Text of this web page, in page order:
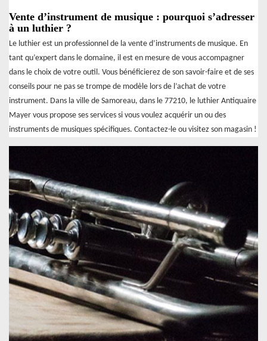
Vente d’instrument de musique : pourquoi s’adresser
à un luthier ?
Le luthier est un professionnel de la vente d’instruments de musique. En
tant qu’expert dans le domaine, il est en mesure de vous accompagner
dans le choix de votre outil. Vous bénéficierez de son savoir-faire et de ses
conseils pour ne pas se trompe de modèle lors de l’achat de votre
instrument. Dans la ville de Samoreau, dans le 77210, le luthier Antiquaire
Mayer vous propose ses services si vous voulez acquérir un ou des
instruments de musiques spécifiques. Contactez-le ou visitez son magasin !